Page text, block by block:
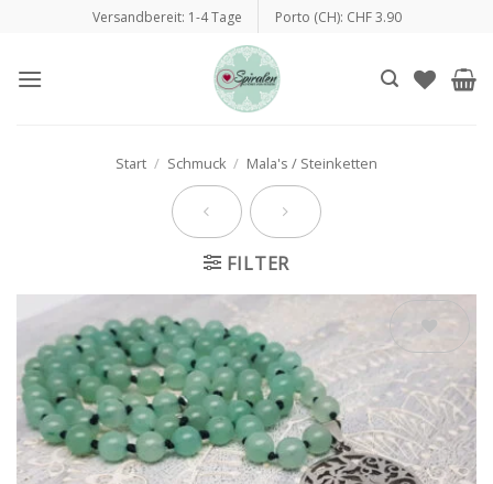
springen
Versandbereit: 1-4 Tage Porto (CH): CHF 3.90
Start / Schmuck / Mala's / Steinketten
FILTER
Auf die
Wunschliste